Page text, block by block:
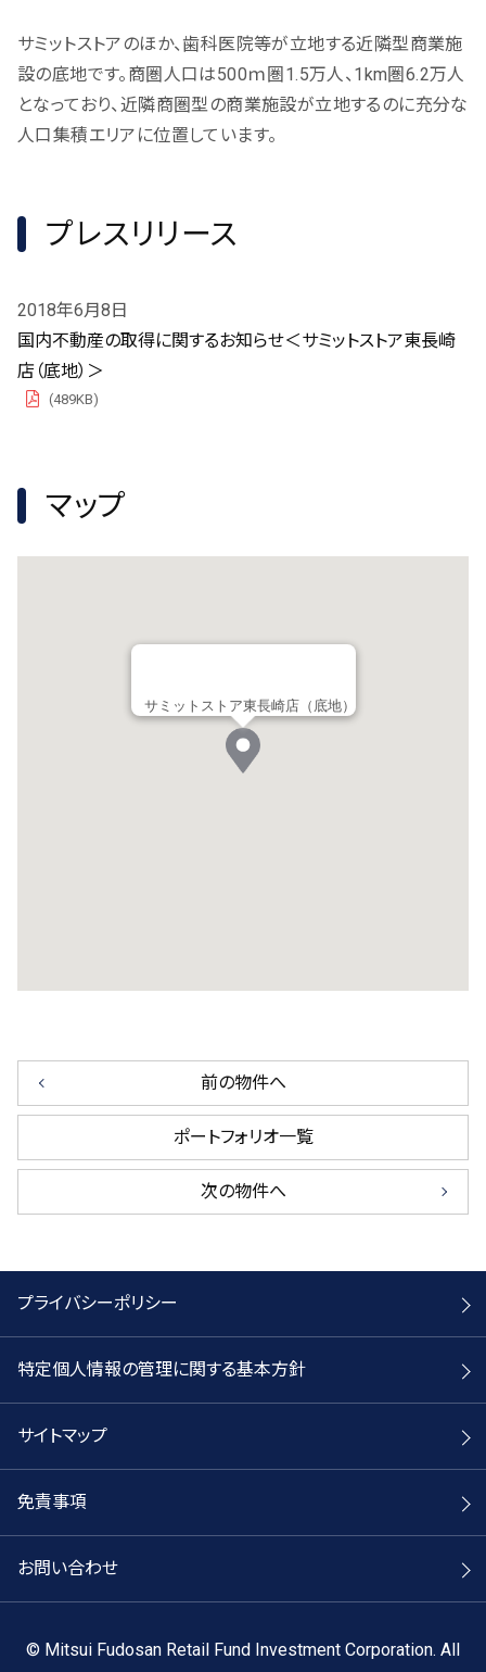
サミットストアのほか、歯科医院等が立地する近隣型商業施
設の底地です。商圏人口は500ｍ圏1.5万人、1km圏6.2万人
となっており、近隣商圏型の商業施設が立地するのに充分な
人口集積エリアに位置しています。
プレスリリース
2018年6月8日
国内不動産の取得に関するお知らせ＜サミットストア東長崎
店（底地）＞
PDF
(489KB)
マップ
サミットストア東長崎店（底地）
前の物件へ
ポートフォリオ一覧
次の物件へ
プライバシーポリシー
特定個人情報の管理に関する基本方針
サイトマップ
免責事項
お問い合わせ
© Mitsui Fudosan Retail Fund Investment Corporation. All